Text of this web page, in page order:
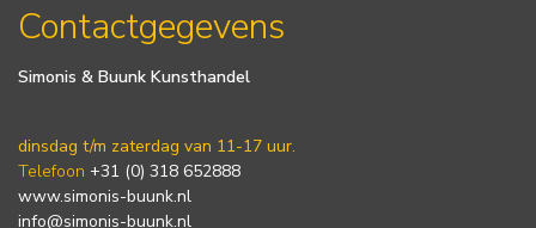
Contactgegevens
Simonis & Buunk Kunsthandel
dinsdag t/m zaterdag van 11-17 uur.
Telefoon +31 (0) 318 652888
www.simonis-buunk.nl
info@simonis-buunk.nl